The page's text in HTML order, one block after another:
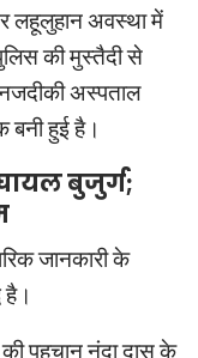
लहूलुहान अवस्था में
की मुस्तैदी से
अस्पताल
बनी हुई है।
बुजुर्ग;
जानकारी के
है।
पहचान नंदा दास के